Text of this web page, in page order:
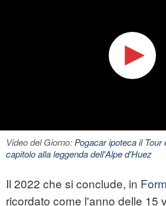
Video del Giorno:Pogacar ipoteca il Tour
capitolo alla leggenda dell'Alpe d'Huez
Il 2022 che si conclude, in
ricordato come l'anno delle 15